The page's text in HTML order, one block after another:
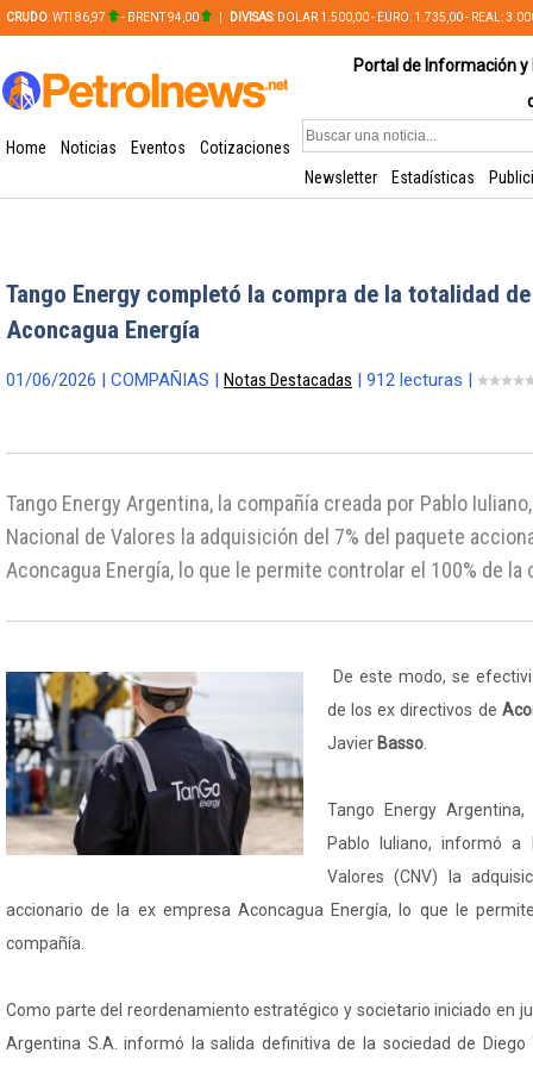
CRUDO: WTI 86,97 - BRENT 94,00 DIVISAS: DOLAR 1.500,00 - EURO: 1.735,00 - REAL:
Portal de Información
Home Noticias Eventos
Cotizaciones
Newsletter
Estadísticas
Tango Energy completó la compra de la totalidad
Aconcagua Energía
01/06/2026 | COMPAÑIAS | Notas Destacadas | 912 lecturas |
Tango Energy Argentina, la compañía creada por Pablo
Nacional de Valores la adquisición del 7% del paquete
Aconcagua Energía, lo que le permite controlar el 100% de la
De este modo, se
de los ex directivos de
Javier Basso
Tango Energy
Pablo Iuliano, informó a
Valores (CNV) la
accionario de la ex empresa Aconcagua Energía, lo que le
compañía.
Como parte del reordenamiento estratégico y societario iniciado en
Argentina S.A. informó la salida definitiva de la sociedad de Diego